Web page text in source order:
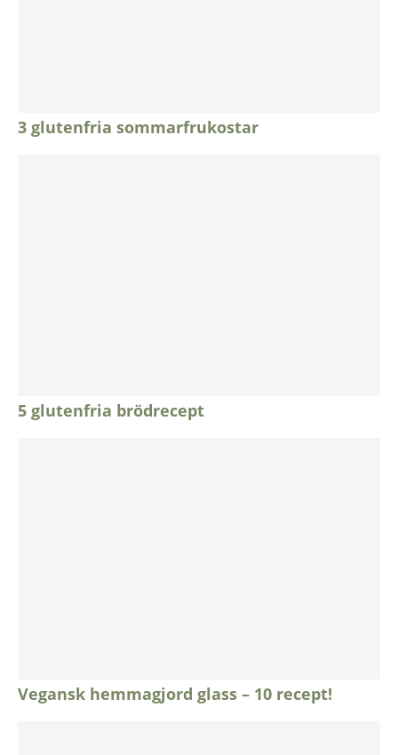
3 glutenfria sommarfrukostar
5 glutenfria brödrecept
Vegansk hemmagjord glass – 10 recept!